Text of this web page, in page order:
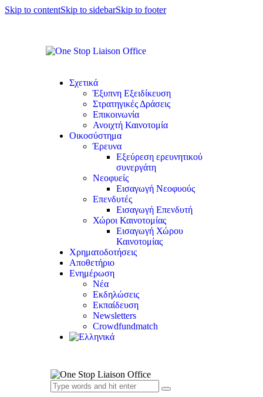
Skip to contentSkip to sidebarSkip to footer
Σχετικά
Έξυπνη Εξειδίκευση
Στρατηγικές Δράσεις
Επικοινωνία
Ανοιχτή Καινοτομία
Οικοσύστημα
Έρευνα
Εξεύρεση ερευνητικού
συνεργάτη
Νεοφυείς
Εισαγωγή Νεοφυούς
Επενδυτές
Εισαγωγή Επενδυτή
Χώροι Καινοτομίας
Εισαγωγή Χώρου
Καινοτομίας
Χρηματοδοτήσεις
Αποθετήριο
Ενημέρωση
Νέα
Εκδηλώσεις
Εκπαίδευση
Newsletters
Crowdfundmatch